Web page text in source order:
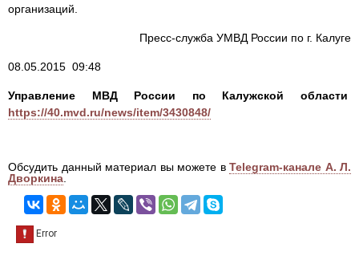
организаций.
Пресс-служба УМВД России по г. Калуге
08.05.2015 09:48
Управление МВД России по Калужской области
https://40.mvd.ru/news/item/3430848/
Обсудить данный материал вы можете в Telegram-канале А. Л.
Дворкина.